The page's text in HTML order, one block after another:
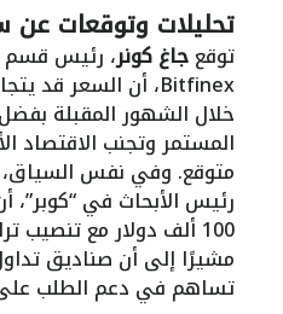
تحليلات وتوقعات عن
توقعجاغ كونر، رئيس
خلال الشهور المقبلة
المستمر وتجنب الاقتصاد
متوقع. وفي نفس السياق،
رئيس الأبحاث في “كوبر”،
مشيرًا إلى أن صناديق
تساهم في دعم الطلب على